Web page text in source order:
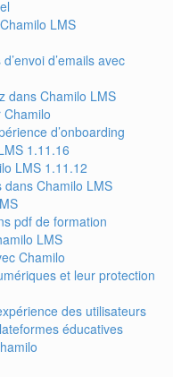
LMS
d’emails avec
dans Chamilo LMS
d’onboarding
1.11.16
LMS 1.11.12
dans Chamilo LMS
pdf de formation
LMS
Chamilo
et leur protection
des utilisateurs
éducatives